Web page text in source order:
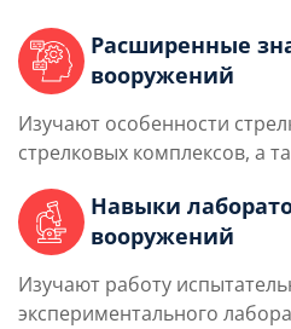
Расширенные
вооружений
Изучают особенности
стрелковых комплексов, а
Навыки
вооружений
Изучают работу
экспериментального